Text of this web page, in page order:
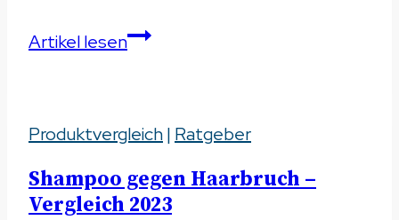
Artikel lesenFußsprudelbad
2023
Produktvergleich| Ratgeber
Shampoo gegen Haarbruch –
Vergleich 2023